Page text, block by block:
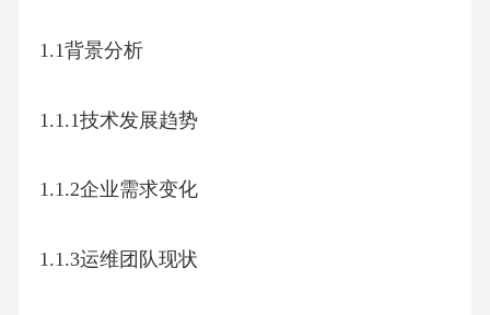
1.1背景分析
1.1.1技术发展趋势
1.1.2企业需求变化
1.1.3运维团队现状